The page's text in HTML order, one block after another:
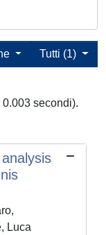
Tutti (1)
secondi).
Luca